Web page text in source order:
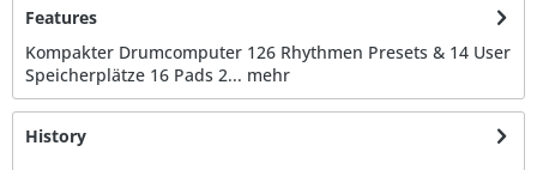
Features
Kompakter Drumcomputer 126 Rhythmen Presets & 14 User
Speicherplätze 16 Pads 2... mehr
History